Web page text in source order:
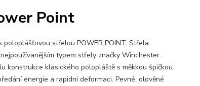
Point
poloplášťovou střelou POWER POINT. Střela
typem střely značky Winchester.
konstrukce klasického polopláště s měkkou špičkou
energie a rapidní deformaci. Pevné, olověné